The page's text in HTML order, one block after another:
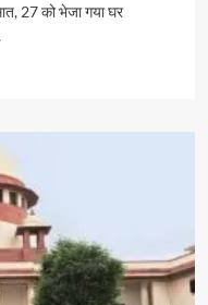
27 को भेजा गया घर